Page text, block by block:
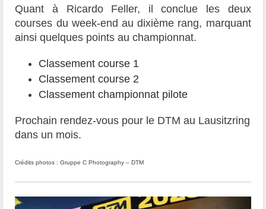
Quant à Ricardo Feller, il conclue les deux
courses du week-end au dixième rang, marquant
ainsi quelques points au championnat.
Classement course 1
Classement course 2
Classement championnat pilote
Prochain rendez-vous pour le DTM au Lausitzring
dans un mois.
Crédits photos : Gruppe C Photography – DTM